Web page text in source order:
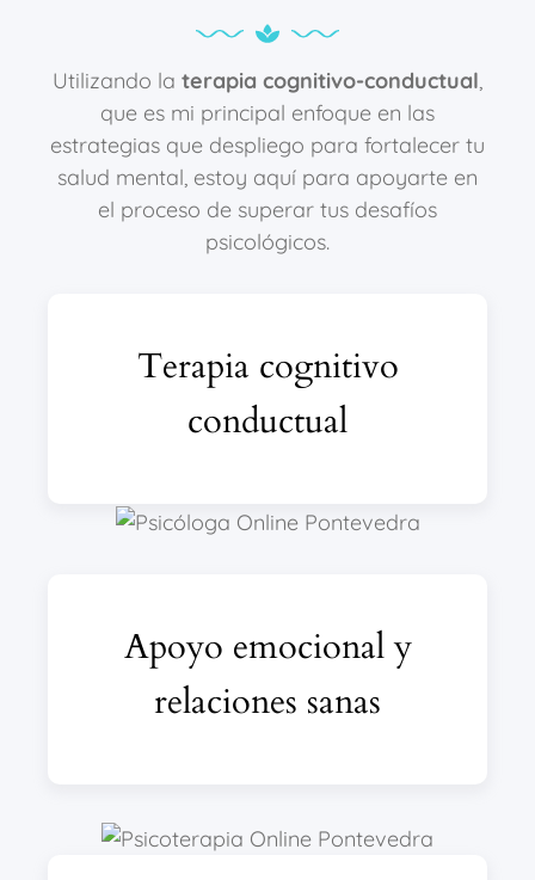
Utilizando la terapia cognitivo-conductual,
que es mi principal enfoque en las
estrategias que despliego para fortalecer tu
salud mental, estoy aquí para apoyarte en
el proceso de superar tus desafíos
psicológicos.
Terapia cognitivo
conductual
Apoyo emocional y
relaciones sanas